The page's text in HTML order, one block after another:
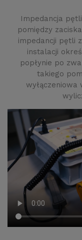
Impedancja
pomiędzy
impedancji pętli
instalacji
popłynie po
takiego
wyłączeniowa